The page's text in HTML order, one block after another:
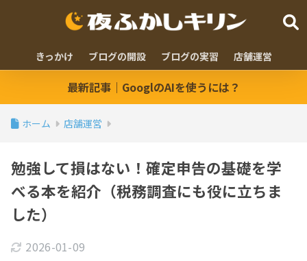
きっかけ ブログの開設 ブログの実習 店舗運営
最新記事｜GooglのAIを使うには？
ホーム 店舗運営
勉強して損はない！確定申告の基礎を学
べる本を紹介（税務調査にも役に立ちま
した）
2026-01-09